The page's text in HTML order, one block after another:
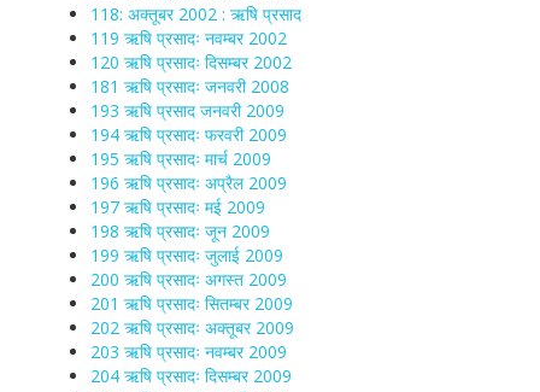
118: अक्तूबर 2002 : ऋषि प्रसाद
119 ऋषि प्रसादः नवम्बर 2002
120 ऋषि प्रसादः दिसम्बर 2002
181 ऋषि प्रसादः जनवरी 2008
193 ऋषि प्रसाद जनवरी 2009
194 ऋषि प्रसादः फरवरी 2009
195 ऋषि प्रसादः मार्च 2009
196 ऋषि प्रसादः अप्रैल 2009
197 ऋषि प्रसादः मई 2009
198 ऋषि प्रसादः जून 2009
199 ऋषि प्रसादः जुलाई 2009
200 ऋषि प्रसादः अगस्त 2009
201 ऋषि प्रसादः सितम्बर 2009
202 ऋषि प्रसादः अक्तूबर 2009
203 ऋषि प्रसादः नवम्बर 2009
204 ऋषि प्रसादः दिसम्बर 2009